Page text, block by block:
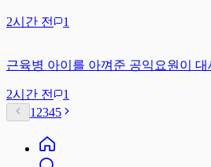
2시간 전 1
근육병 아이를 아껴준 공익요원이
2시간 전
1
1 2345